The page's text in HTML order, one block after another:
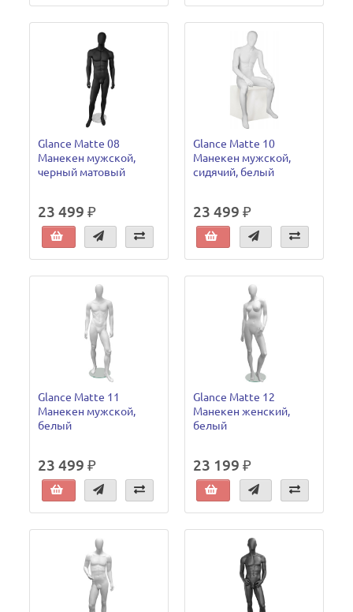
Glance Matte 08
Манекен мужской,
черный матовый
23 499 ₽
Glance Matte 10
Манекен мужской,
сидячий, белый
23 499 ₽
Glance Matte 11
Манекен мужской,
белый
23 499 ₽
Glance Matte 12
Манекен женский,
белый
23 199 ₽